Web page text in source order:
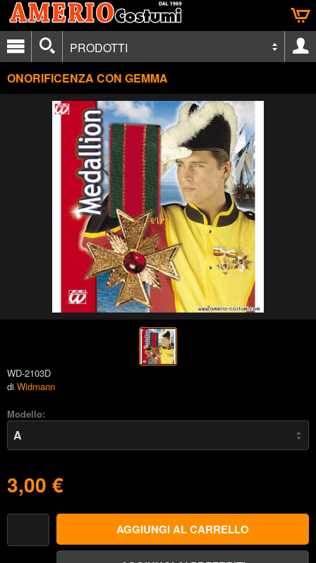
PRODOTTI
ONORIFICENZA CON GEMMA
WD-2103D
di Widmann
Modello:
3,00 €